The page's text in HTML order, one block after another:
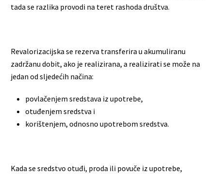
tada se razlika provodi na teret rashoda društva.
Revalorizacijska se rezerva transferira u akumuliranu
zadržanu dobit, ako je realizirana, a realizirati se može na
jedan od sljedećih načina:
povlačenjem sredstava iz upotrebe,
otuđenjem sredstva i
korištenjem, odnosno upotrebom sredstva.
Kada se sredstvo otuđi, proda ili povuče iz upotrebe,